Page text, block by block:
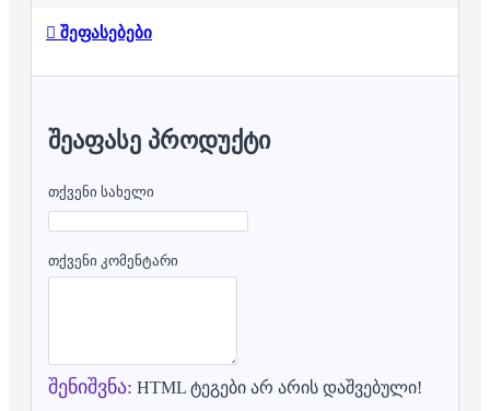
შეფასებები
ᲨᲔᲐᲤᲐᲡᲔ ᲞᲠᲝᲓᲣᲥᲢᲘ
თქვენი სახელი
თქვენი კომენტარი
შენიშვნა: HTML ტეგები არ არის დაშვებული!